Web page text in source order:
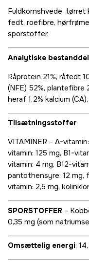
Fuldkornshvede, tørret
fedt, roefibre,
sporstoffer.
Analytiske
Råprotein 21%, råfedt
(NFE) 52%, plantefibre
heraf 1,2% kalcium
Tilsætningsstoffer
VITAMINER – A-
vitamin: 125 mg, B1-
vitamin: 4 mg, B12-
pantothensyre: 12 mg,
vitamin: 2,5 mg,
SPORSTOFFER –
0,35 mg (som
Omsættelig energi: